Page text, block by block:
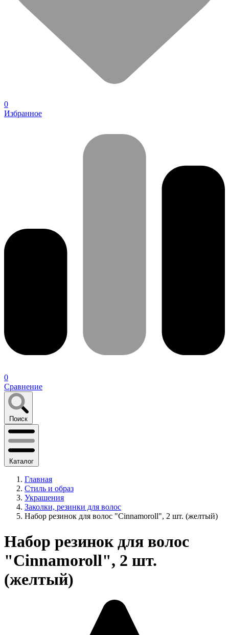
0
Избранное
0
Сравнение
Поиск
Каталог
Главная
Стиль и образ
Украшения
Заколки, резинки для волос
Набор резинок для волос "Cinnamoroll", 2 шт. (желтый)
Набор резинок для волос
"Cinnamoroll", 2 шт.
(желтый)